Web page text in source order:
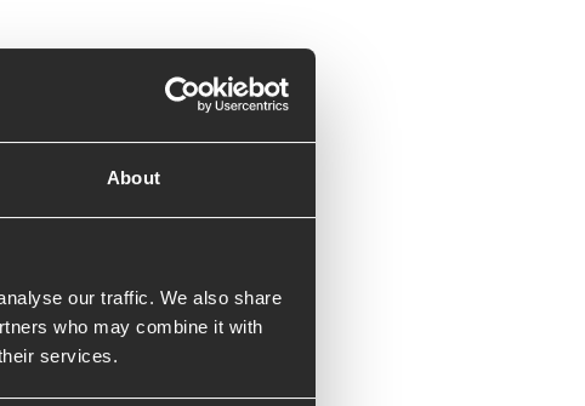
About
our traffic. We also share
who may combine it with
services.